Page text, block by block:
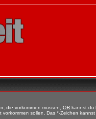
die vorkommen müssen; OR kannst du
vorkommen sollen. Das *-Zeichen